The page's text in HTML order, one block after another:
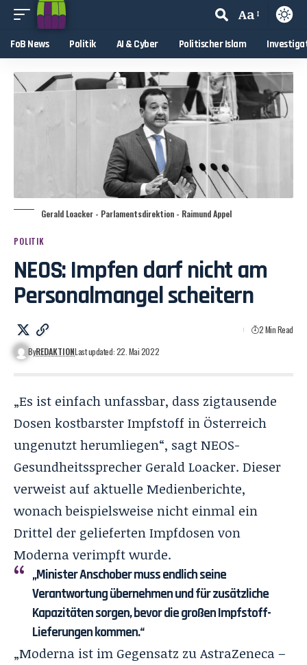
Aa
FoB News Politik AI & Cyber Politischer Islam
Gerald Loacker - Parlamentsdirektion - Raimund Appel
POLITIK
NEOS: Impfen darf nicht am
Personalmangel scheitern
ByREDAKTIONLast updated: 22. Mai 2022
2 Min Read
„Es ist einfach unfassbar, dass zigtausende
Dosen kostbarster Impfstoff in Österreich
ungenutzt herumliegen“, sagt NEOS-
Gesundheitssprecher Gerald Loacker. Dieser
verweist auf aktuelle Medienberichte,
wonach beispielsweise nicht einmal ein
Drittel der gelieferten Impfdosen von
Moderna verimpft wurde.
„Minister Anschober muss endlich seine
Verantwortung übernehmen und für zusätzliche
Kapazitäten sorgen, bevor die großen Impfstoff-
Lieferungen kommen.“
„Moderna ist im Gegensatz zu AstraZeneca –